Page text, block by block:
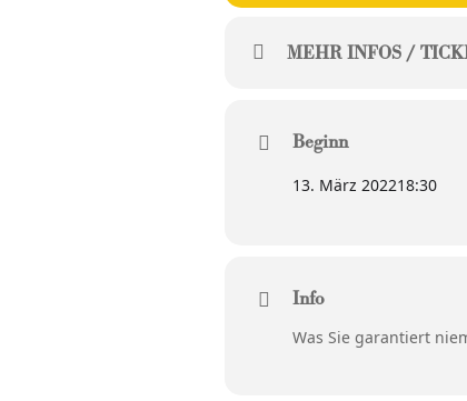
MEHR INFOS /
Beginn
13. März 202218:30
Info
Was Sie garantiert